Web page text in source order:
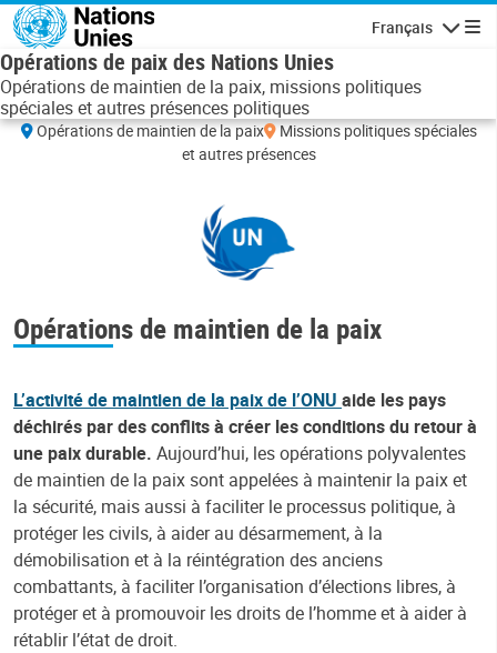
Aller au contenu principal
Français
Opérations de paix des Nations Unies
Opérations de maintien de la paix, missions politiques
spéciales et autres présences politiques
+
Opérations de maintien de la paix Missions politiques spéciales
et autres présences
Opérations de maintien de la paix
L’activité de maintien de la paix de l’ONU aide les pays
déchirés par des conflits à créer les conditions du retour à
une paix durable. Aujourd’hui, les opérations polyvalentes
de maintien de la paix sont appelées à maintenir la paix et
la sécurité, mais aussi à faciliter le processus politique, à
protéger les civils, à aider au désarmement, à la
démobilisation et à la réintégration des anciens
combattants, à faciliter l’organisation d’élections libres, à
protéger et à promouvoir les droits de l’homme et à aider à
rétablir l’état de droit.